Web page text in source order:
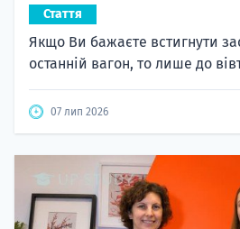
Стаття
Якщо Ви бажаєте встигнути
останній вагон, то лише до
07 лип 2026